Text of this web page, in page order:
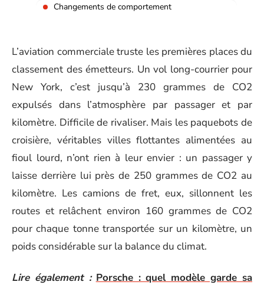
Changements de comportement
L’aviation commerciale truste les premières places du
classement des émetteurs. Un vol long-courrier pour
New York, c’est jusqu’à 230 grammes de CO2
expulsés dans l’atmosphère par passager et par
kilomètre. Difficile de rivaliser. Mais les paquebots de
croisière, véritables villes flottantes alimentées au
fioul lourd, n’ont rien à leur envier : un passager y
laisse derrière lui près de 250 grammes de CO2 au
kilomètre. Les camions de fret, eux, sillonnent les
routes et relâchent environ 160 grammes de CO2
pour chaque tonne transportée sur un kilomètre, un
poids considérable sur la balance du climat.
Lire également : Porsche : quel modèle garde sa